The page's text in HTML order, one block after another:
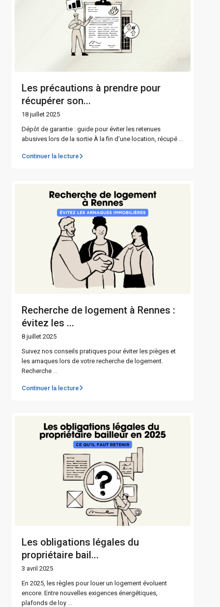
Les précautions à prendre pour
récupérer son...
18 juillet 2025
Dépôt de garantie : guide pour éviter les retenues
abusives lors de la sortie À la fin d’une location, récupé ...
Continuer la lecture
Recherche de logement à Rennes :
évitez les ...
8 juillet 2025
Suivez nos conseils pratiques pour éviter les pièges et
les arnaques lors de votre recherche de logement.
Recherche
Continuer la lecture
Les obligations légales du
propriétaire bail...
3 avril 2025
En 2025, les règles pour louer un logement évoluent
encore. Entre nouvelles exigences énergétiques,
plafonds de loy